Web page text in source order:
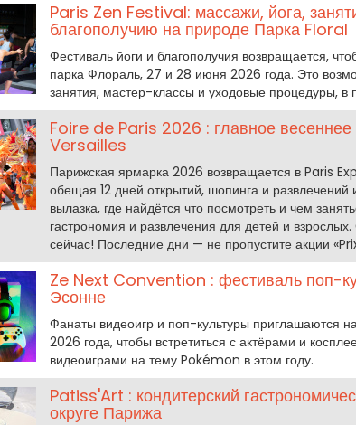
Paris Zen Festival: массажи, йога,
благополучию на природе Парка Floral
Фестиваль йоги и благополучия возвращается,
парка Флораль, 27 и 28 июня 2026 года. Это
занятия, мастер-классы и уходовые процедуры,
Foire de Paris 2026 : главное
Versailles
Парижская ярмарка 2026 возвращается в Paris
обещая 12 дней открытий, шопинга и
вылазка, где найдётся что посмотреть и чем
гастрономия и развлечения для детей и
сейчас! Последние дни — не пропустите акции
Ze Next Convention : фестиваль поп-
Эсонне
Фанаты видеоигр и поп-культуры приглашаются
2026 года, чтобы встретиться с актёрами и
видеоиграми на тему Pokémon в этом году.
Patiss'Art : кондитерский
округе Парижа